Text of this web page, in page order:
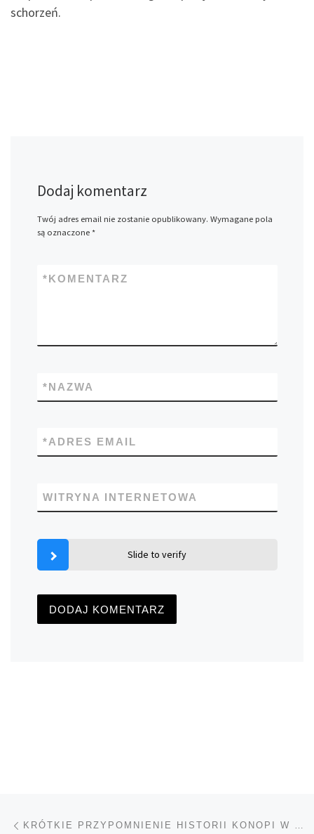
schorzeń.
Dodaj komentarz
Twój adres email nie zostanie opublikowany. Wymagane pola
są oznaczone *
KOMENTARZ
*
NAZWA
*
ADRES EMAIL
*
WITRYNA INTERNETOWA
Slide to verify
Nawigacja wpisu KRÓTKIE PRZYPOMNIENIE HISTORII KONOPI W STANACH ZJEDNOCZONYCH